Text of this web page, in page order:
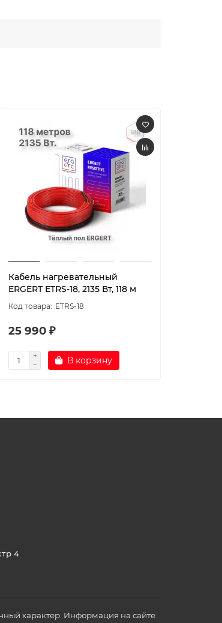
Кабель нагревательный
ERGERT ETRS-18, 2135 Вт, 118 м
ETRS-18
25 990 ₽
В корзину
4
характер. Информация на сайте